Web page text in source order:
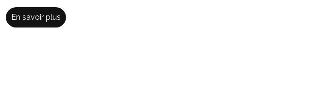
En savoir plus